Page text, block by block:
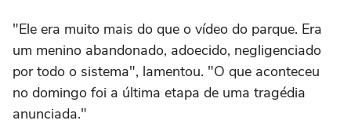
"Ele era muito mais do que o vídeo do parque. Era
um menino abandonado, adoecido, negligenciado
por todo o sistema", lamentou. "O que aconteceu
no domingo foi a última etapa de uma tragédia
anunciada."